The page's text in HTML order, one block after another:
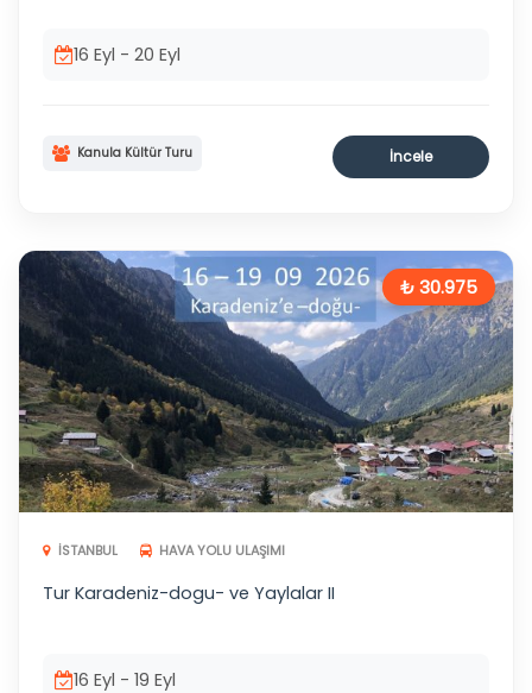
16 Eyl - 20 Eyl
Kanula Kültür Turu İncele
₺ 30.975
İSTANBUL HAVA YOLU ULAŞIMI
Tur Karadeniz-dogu- ve Yaylalar II
16 Eyl - 19 Eyl